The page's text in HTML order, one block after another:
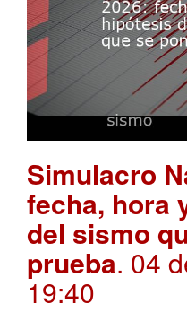
Simulacro
fecha, hora
del sismo
prueba. 04
19:40